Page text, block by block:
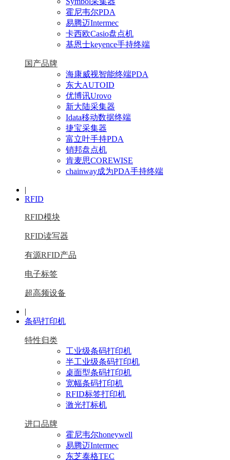
霍尼韦尔PDA
易腾迈Intermec
卡西欧Casio盘点机
基恩士keyence手持终端
国产品牌
海康威视智能终端PDA
东大AUTOID
优博讯Urovo
新大陆采集器
Idata移动数据终端
捷宝采集器
富立叶手持PDA
销邦盘点机
肯麦思COREWISE
chainway成为PDA手持终端
|
RFID
RFID模块
RFID读写器
有源RFID产品
电子标签
超高频设备
|
条码打印机
特性归类
工业级条码打印机
半工业级条码打印机
桌面型条码打印机
宽幅条码打印机
RFID标签打印机
激光打标机
进口品牌
霍尼韦尔honeywell
易腾迈Intermec
东芝泰格TEC